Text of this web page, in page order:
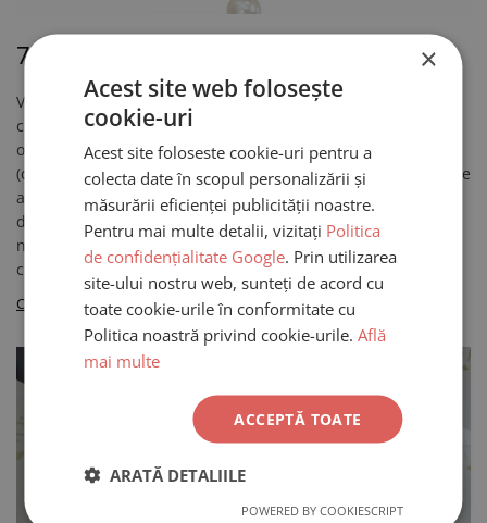
7 Lucruri interesante despre perle
Vrei sa afli 7 lucruri interesante despre perle si alte
curiozitati?! Citeste randurile de mai jos! In intreaga lume
oamenii au pretuit perlele de mii de ani. „Regina bijuteriilor”
(cum este denumita uneori) poseda o calitate atemporala care
a continuat sa captiveze oamenii din momentul in care a fost
descoperita, pana astazi. Desi atat de populara, exista
nenumarate lucruri despre perle pe care multi oameni nu le
cunosc. Iata in continuare...
Citeste mai mult
×
Acest site web folosește
cookie-uri
Acest site foloseste cookie-uri pentru a
colecta date în scopul personalizării și
măsurării eficienței publicității noastre.
Pentru mai multe detalii, vizitați Politica
de confidențialitate Google. Prin utilizarea
site-ului nostru web, sunteți de acord cu
toate cookie-urile în conformitate cu
Politica noastră privind cookie-urile.Află
mai multe
ACCEPTĂ TOATE
ARATĂ DETALIILE
POWERED BY COOKIESCRIPT